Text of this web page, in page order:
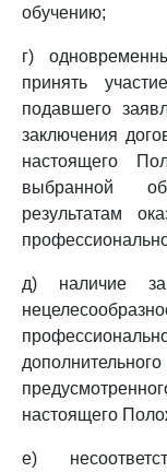
обучению;
г)
принять
подавшего
заключения
настоящего
выбранной
результатам
д) наличие
настоящего
е)